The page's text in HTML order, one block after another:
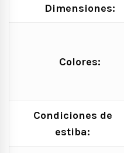
Dimensiones:
Colores:
Condiciones de
estiba: